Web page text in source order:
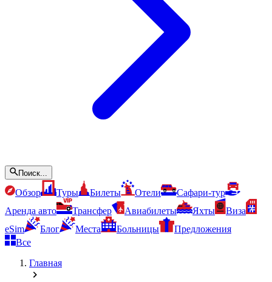
Поиск...
Обзор Туры Билеты Отели
Сафари-тур
Аренда авто
Трансфер Авиабилеты Яхты
Виза
eSim
Блог Места Больницы
Предложения
Все
Главная